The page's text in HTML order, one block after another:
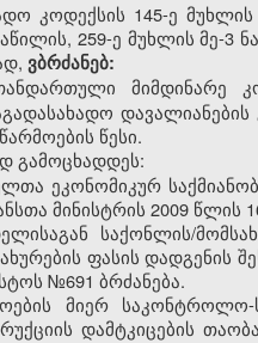
კოდექსის 145-ე
259-ე მუხლის მე-
ვბრძანებ:
მიმდინარე
წესი.
გამოცხადდეს:
ეკონომიკურ
მინისტრის 2009 წლის
საქონლის/
ფასის დადგენის
№691 ბრძანება.
მიერ
დამტკიცების